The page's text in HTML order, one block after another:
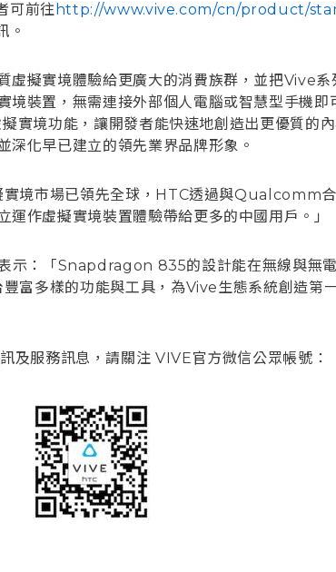
可前往 http://www.vive.com/cn/product/
。
擬實境體驗給更廣大的消費族群，並把Vive
境裝置，無需連接外部個人電腦或智慧型手機
境功能，讓開發者能快速地創造出更優質的
化早已建立的領先業界品牌形象。
境市場已領先全球，HTC透過與Qualcomm
作虛擬實境裝置體驗帶給更多的中國用戶。」
「Snapdragon 835的設計能在無線與無電
富多樣的功能與工具，為Vive生態系統創造第
及服務訊息，請關注 VIVE官方微信公眾帳號：